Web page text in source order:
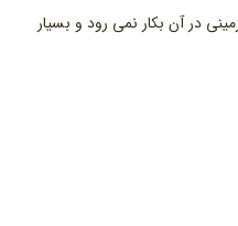
در آن بکار نمی رود و بسیار